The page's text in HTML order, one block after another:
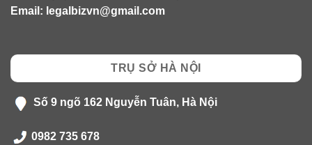
Email: legalbizvn@gmail.com
TRỤ SỞ HÀ NỘI
Số 9 ngõ 162 Nguyễn Tuân, Hà Nội
0982 735 678